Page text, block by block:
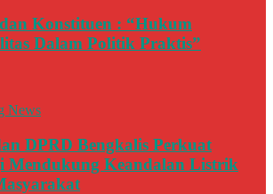
Konstituen : “Hukum
Dalam Politik Praktis”
News
DPRD Bengkalis Perkuat
Mendukung Keandalan Listrik